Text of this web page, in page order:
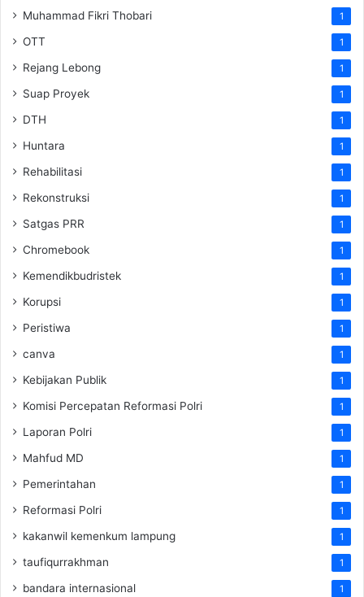
Muhammad Fikri Thobari 1
OTT 1
Rejang Lebong 1
Suap Proyek 1
DTH 1
Huntara 1
Rehabilitasi 1
Rekonstruksi 1
Satgas PRR 1
Chromebook 1
Kemendikbudristek 1
Korupsi 1
Peristiwa 1
canva 1
Kebijakan Publik 1
Komisi Percepatan Reformasi Polri 1
Laporan Polri 1
Mahfud MD 1
Pemerintahan 1
Reformasi Polri 1
kakanwil kemenkum lampung 1
taufiqurrakhman 1
bandara internasional 1